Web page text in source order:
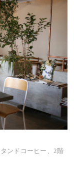
ンドコーヒー、2階